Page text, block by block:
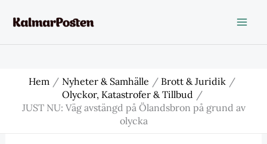
Hem Nyheter & Samhälle
Brott & Juridik
Olyckor, Katastrofer & Tillbud
JUST NU: Väg avstängd på Ölandsbron på grund av
olycka